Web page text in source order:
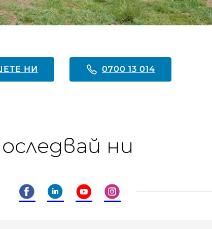
НИ 0700 13 014
ни